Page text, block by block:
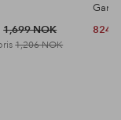
1,699 NOK
1,206 NOK
824